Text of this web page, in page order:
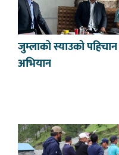
जुम्लाको स्याउको
अभियान